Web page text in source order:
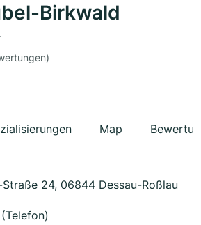
Birkwald
Map
24, 06844 Dessau-Roßlau
(Telefon)